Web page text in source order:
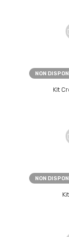
NON
KIt
NON